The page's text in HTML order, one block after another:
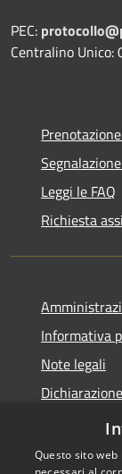
PEC:
Centralino Unico:
Leggi le FAQ
Richiesta
Informativa
Note legali
Feedback
Questo sito